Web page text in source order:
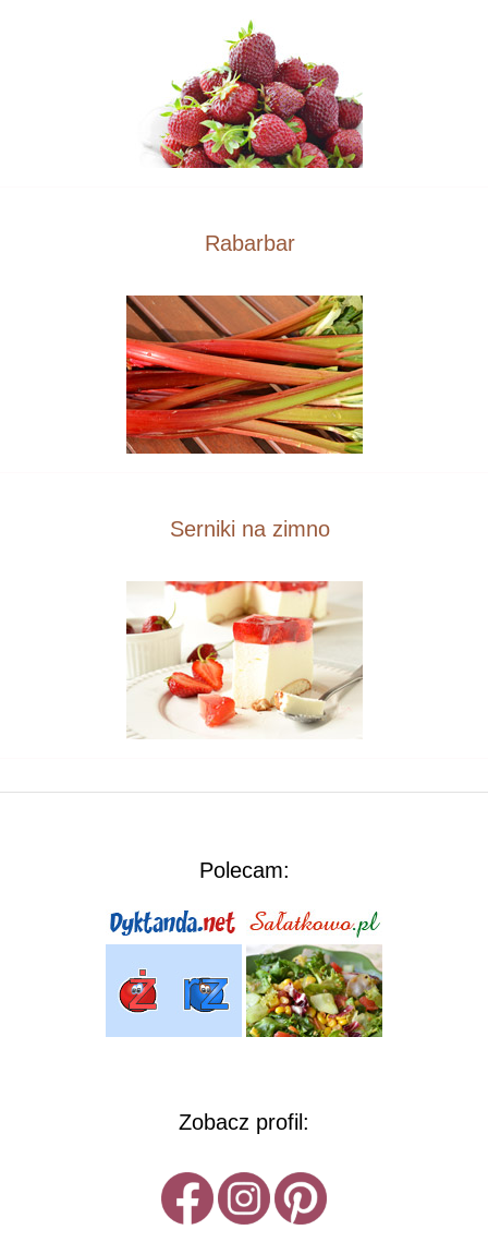
Rabarbar
Serniki na zimno
Polecam:
Zobacz profil: